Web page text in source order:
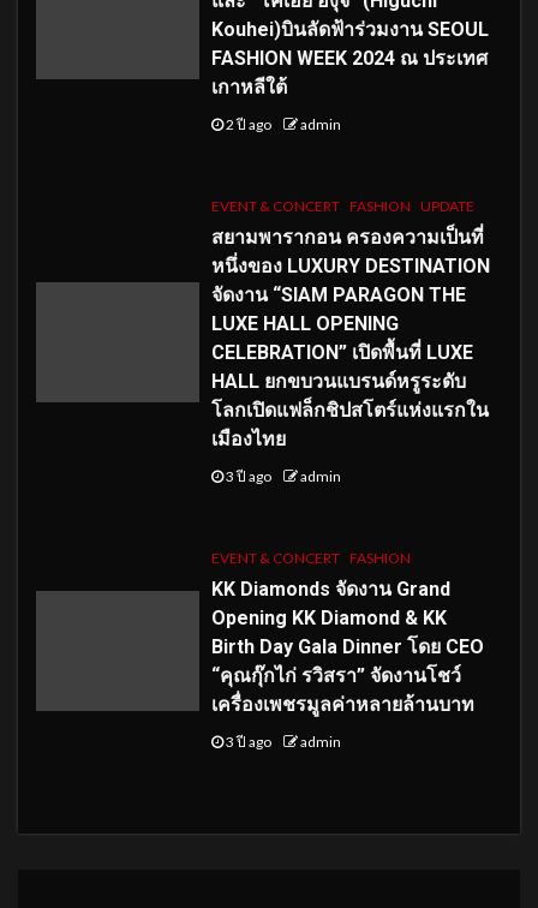
Kouhei)บินลัดฟ้าร่วมงาน SEOUL
FASHION WEEK 2024 ณ ประเทศ
เกาหลีใต้
2 ปี ago admin
EVENT & CONCERT FASHION UPDATE
สยามพารากอน ครองความเป็นที่
หนึ่งของ LUXURY DESTINATION
จัดงาน “SIAM PARAGON THE
LUXE HALL OPENING
CELEBRATION” เปิดพื้นที่ LUXE
HALL ยกขบวนแบรนด์หรูระดับ
โลกเปิดแฟล็กชิปสโตร์แห่งแรกใน
เมืองไทย
3 ปี ago admin
EVENT & CONCERT FASHION
KK Diamonds จัดงาน Grand
Opening KK Diamond & KK
Birth Day Gala Dinner โดย CEO
“คุณกุ๊กไก่ รวิสรา” จัดงานโชว์
เครื่องเพชรมูลค่าหลายล้านบาท
3 ปี ago admin